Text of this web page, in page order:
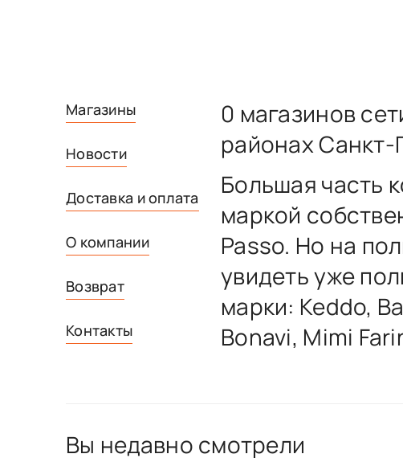
Магазины
Новости
Доставка и оплата
О компании
Возврат
Контакты
0 магазинов
районах Санкт-
Большая часть
маркой
Passo. Но на
увидеть уже
марки: Keddo,
Bonavi, Mimi
Вы недавно смотрели